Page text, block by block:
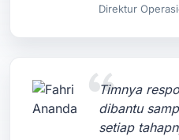
Direktur
Timnya
dibantu
setiap